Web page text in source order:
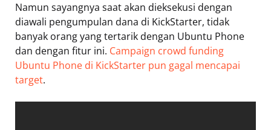
Namun sayangnya saat akan dieksekusi dengan
diawali pengumpulan dana di KickStarter, tidak
banyak orang yang tertarik dengan Ubuntu Phone
dan dengan fitur ini. Campaign crowd funding
Ubuntu Phone di KickStarter pun gagal mencapai
target.